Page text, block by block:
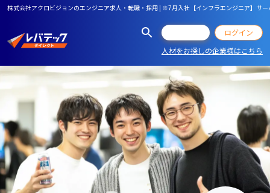
株式会社アクロビジョンのエンジニア求人・転職・採用 | ※7月入社【インフラエンジニア】サ
ログイン
人材をお探しの企業様はこちら